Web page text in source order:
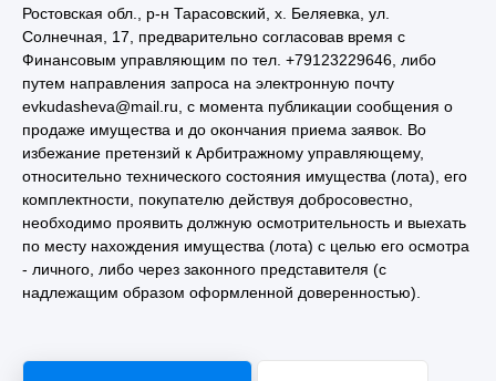
Ростовская обл., р-н Тарасовский, х. Беляевка, ул.
Солнечная, 17, предварительно согласовав время с
Финансовым управляющим по тел. +79123229646, либо
путем направления запроса на электронную почту
evkudasheva@mail.ru, с момента публикации сообщения о
продаже имущества и до окончания приема заявок. Во
избежание претензий к Арбитражному управляющему,
относительно технического состояния имущества (лота), его
комплектности, покупателю действуя добросовестно,
необходимо проявить должную осмотрительность и выехать
по месту нахождения имущества (лота) с целью его осмотра
- личного, либо через законного представителя (с
надлежащим образом оформленной доверенностью).